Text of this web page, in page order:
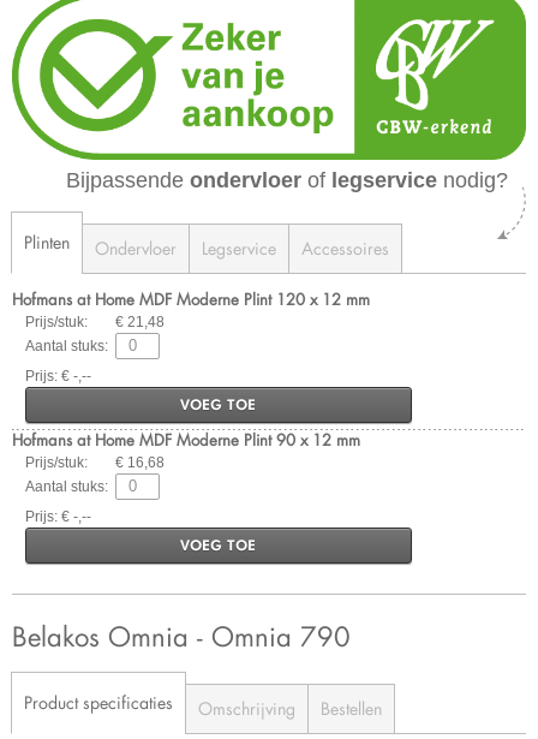
Bijpassende ondervloer of legservice nodig?
Plinten Ondervloer Legservice Accessoires
Hofmans at Home MDF Moderne Plint 120 x 12 mm
Prijs/stuk:
€ 21,48
Aantal stuks:
Prijs: € -,--
VOEG TOE
Hofmans at Home MDF Moderne Plint 90 x 12 mm
Prijs/stuk:
€ 16,68
Aantal stuks:
Prijs: € -,--
VOEG TOE
Belakos Omnia - Omnia 790
Product specificaties Omschrijving Bestellen